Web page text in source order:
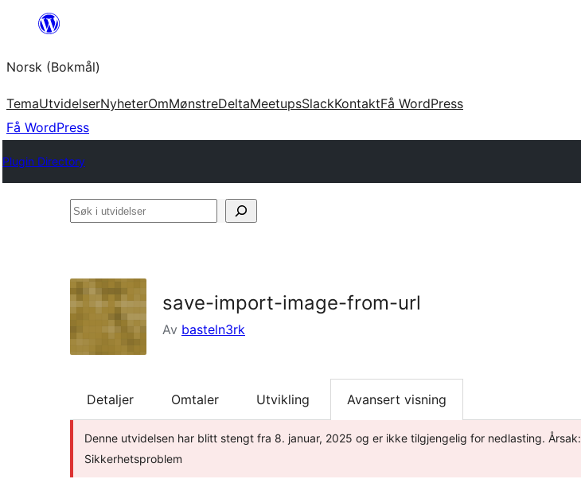
Hopp
innhold
Norsk (Bokmål)
TemaUtvidelserNyheterOmMønstreDeltaMeetupsSlackKontaktFå WordPress
Få WordPress
Plugin Directory
Søk
save-import-image-from-url
Av basteln3rk
Detaljer Omtaler Utvikling Avansert visning
Denne utvidelsen har blitt stengt fra 8. januar, 2025 og er ikke tilgjengelig for nedlasting. Årsak:
Sikkerhetsproblem